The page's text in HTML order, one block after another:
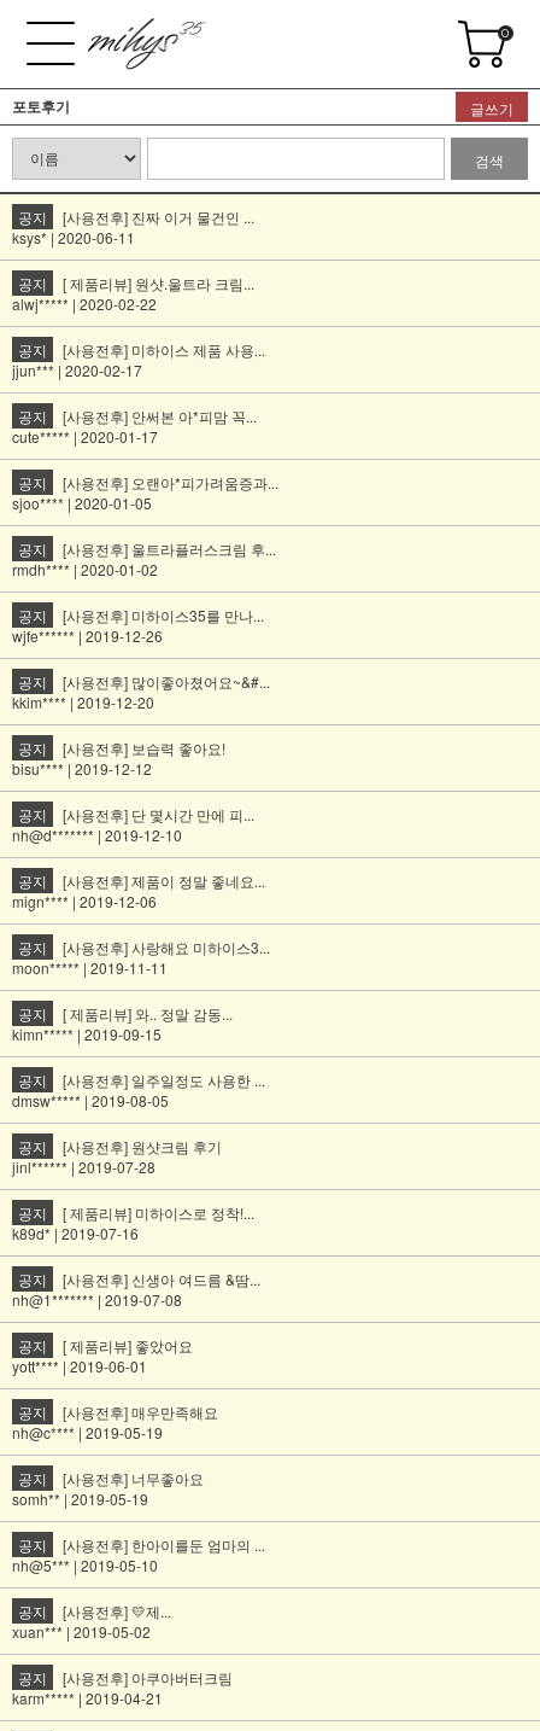
0
포토후기 글쓰기
검색
공지
[사용전후] 진짜 이거 물건인 ...
ksys* | 2020-06-11
공지
[ 제품리뷰] 원샷.울트라 크림...
alwj***** | 2020-02-22
공지
[사용전후] 미하이스 제품 사용...
jjun*** | 2020-02-17
공지
[사용전후] 안써본 아*피맘 꼭...
cute***** | 2020-01-17
공지
[사용전후] 오랜아*피가려움증과...
sjoo**** | 2020-01-05
공지
[사용전후] 울트라플러스크림 후...
rmdh**** | 2020-01-02
공지
[사용전후] 미하이스35를 만나...
wjfe****** | 2019-12-26
공지
[사용전후] 많이좋아졌어요~&#...
kkim**** | 2019-12-20
공지
[사용전후] 보습력 좋아요!
bisu**** | 2019-12-12
공지
[사용전후] 단 몇시간 만에 피...
nh@d******* | 2019-12-10
공지
[사용전후] 제품이 정말 좋네요...
mign**** | 2019-12-06
공지
[사용전후] 사랑해요 미하이스3...
moon***** | 2019-11-11
공지
[ 제품리뷰] 와.. 정말 감동...
kimn***** | 2019-09-15
공지
[사용전후] 일주일정도 사용한 ...
dmsw***** | 2019-08-05
공지
[사용전후] 원샷크림 후기
jinl****** | 2019-07-28
공지
[ 제품리뷰] 미하이스로 정착!...
k89d* | 2019-07-16
공지
[사용전후] 신생아 여드름 &땀...
nh@1******* | 2019-07-08
공지
[ 제품리뷰] 좋았어요
yott**** | 2019-06-01
공지
[사용전후] 매우만족해요
nh@c**** | 2019-05-19
공지
[사용전후] 너무좋아요
somh** | 2019-05-19
공지
[사용전후] 한아이를둔 엄마의 ...
nh@5*** | 2019-05-10
공지
[사용전후] 💛제...
xuan*** | 2019-05-02
공지
[사용전후] 아쿠아버터크림
karm***** | 2019-04-21